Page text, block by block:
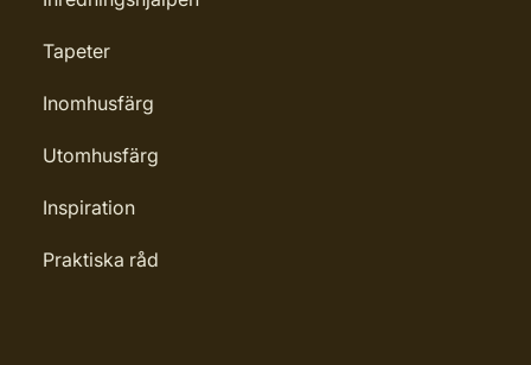
Tapeter
Inomhusfärg
Utomhusfärg
Inspiration
Praktiska råd